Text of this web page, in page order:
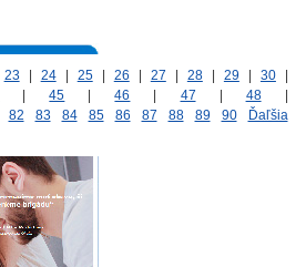
23 24 25 26 27 28 29 30
45 46 47 48
82 83 84 85 86 87 88 89 90
Ďaľšia